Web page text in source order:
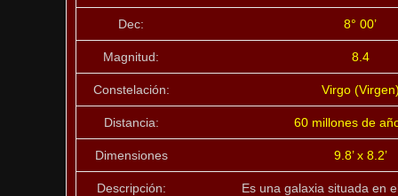
Dec: 8° 00’
Magnitud: 8.4
Constelación: Virgo
Distancia: 60 millones de
Dimensiones 9.8’ x 8.2’
Descripción:
Es una galaxia situada en